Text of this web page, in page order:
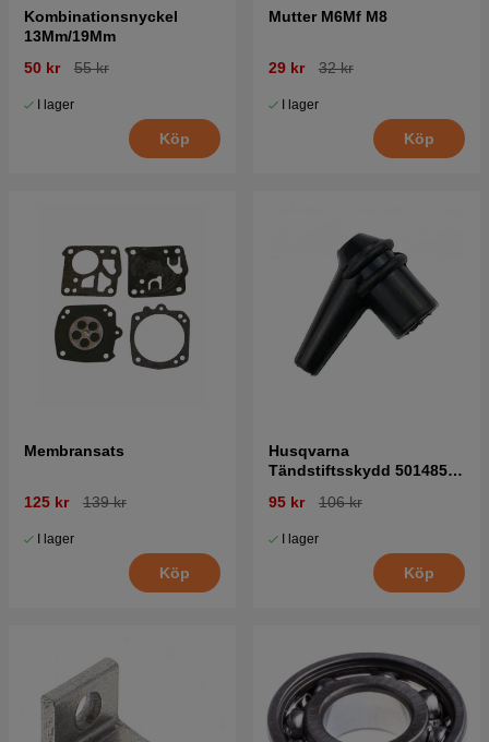
Kombinationsnyckel
13Mm/19Mm
50 kr
55 kr
I lager
Köp
Mutter M6Mf M8
29 kr 32 kr
I lager
Köp
Membransats
125 kr 139 kr
I lager
Köp
Husqvarna
Tändstiftsskydd 5014854-
95 kr 106 kr
I lager
Köp